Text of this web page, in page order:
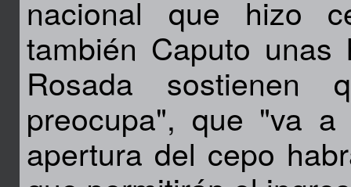
nacional que hizo
también Caputo
Rosada
preocupa", que "va
apertura del cepo